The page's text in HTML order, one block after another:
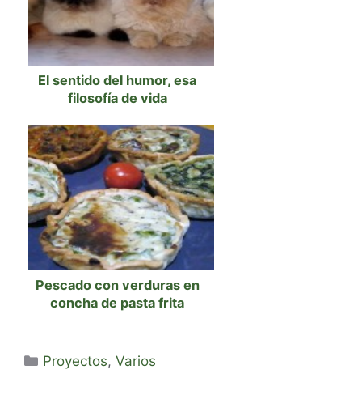
El sentido del humor, esa
filosofía de vida
Pescado con verduras en
concha de pasta frita
Categorías
Proyectos,Varios